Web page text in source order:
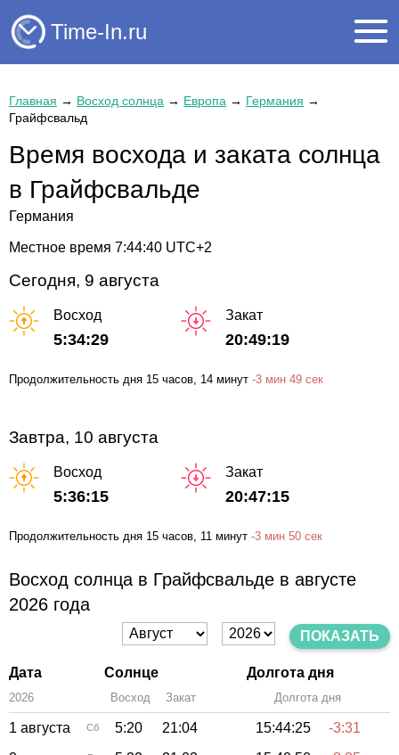
Time-In.ru
Главная → Восход солнца → Европа → Германия →
Грайфсвальд
Время восхода и заката солнца
в Грайфсвальде
Германия
Местное время 7:44:40 UTC+2
Сегодня, 9 августа
Восход
5:34:29
Закат
20:49:19
Продолжительность дня 15 часов , 14 минут -3 мин 49 сек
Завтра, 10 августа
Восход
5:36:15
Закат
20:47:15
Продолжительность дня 15 часов, 11 минут -3 мин 50 сек
Восход солнца в Грайфсвальде в августе
2026 года
ПОКАЗАТЬ
Дата Солнце Долгота дня
2026 Восход Закат Долгота дня
1 августа Сб 5:20 21:04 15:44:25
-3:31